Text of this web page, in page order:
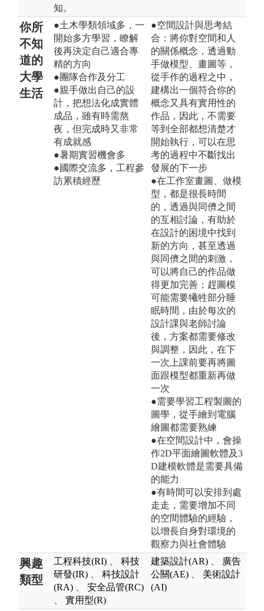
知。
你所
不知
道的
大學
生活
●土木學類領域多，一
開始多方學習，瞭解
後再決定自己適合專
精的方向
●團隊合作及分工
●親手做出自己的設
計，把想法化成實體
成品，雖有時需熬
夜，但完成時又非常
有成就感
●暑期實習機會多
●國際交流多，工程參
訪累積經歷
●空間設計與思考結
合：將你對空間和人
的關係概念，透過動
手做模型、畫圖等，
從手作的過程之中，
建構出一個符合你的
概念又具有實用性的
作品，因此，不需要
等到全部都想清楚才
開始執行，可以在思
考的過程中不斷找出
發展的下一步
●在工作室畫圖、做模
型，都是很長時間
的，透過與同儕之間
的互相討論，有助於
在設計的困境中找到
新的方向，甚至透過
與同儕之間的刺激，
可以將自己的作品做
得更加完善；趕圖模
可能需要犧牲部分睡
眠時間，由於每次的
設計課與老師討論
後，方案都需要修改
與調整，因此，在下
一次上課前要再將圖
面跟模型都重新再做
一次
●需要學習工程製圖的
圖學，從手繪到電腦
繪圖都需要熟練
●在空間設計中，會操
作2D平面繪圖軟體及3
D建模軟體是需要具備
的能力
●有時間可以安排到處
走走，需要增加不同
的空間體驗的經驗，
以增長自身對環境的
觀察力與社會體驗
興趣
類型
工程科技(RI)
科技
研發(IR)
科技設計
(RA)
安全品管(RC)
實用型(R)
建築設計(AR)
廣告
公關(AE)
美術設計
(AI)